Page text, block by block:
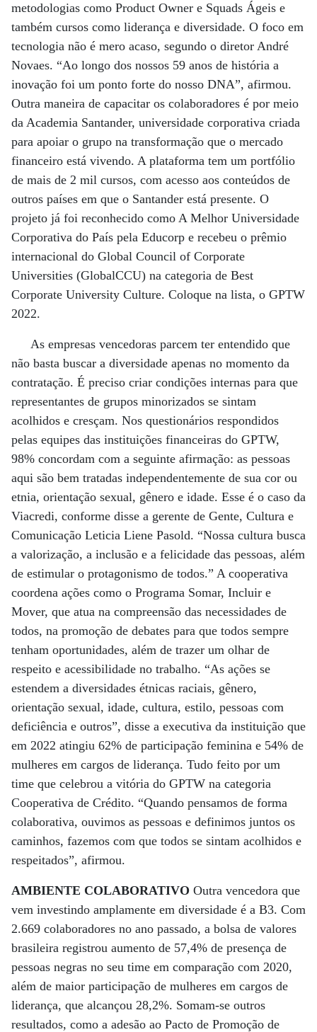
metodologias como Product Owner e Squads Ágeis e
também cursos como liderança e diversidade. O foco em
tecnologia não é mero acaso, segundo o diretor André
Novaes. “Ao longo dos nossos 59 anos de história a
inovação foi um ponto forte do nosso DNA”, afirmou.
Outra maneira de capacitar os colaboradores é por meio
da Academia Santander, universidade corporativa criada
para apoiar o grupo na transformação que o mercado
financeiro está vivendo. A plataforma tem um portfólio
de mais de 2 mil cursos, com acesso aos conteúdos de
outros países em que o Santander está presente. O
projeto já foi reconhecido como A Melhor Universidade
Corporativa do País pela Educorp e recebeu o prêmio
internacional do Global Council of Corporate
Universities (GlobalCCU) na categoria de Best
Corporate University Culture. Coloque na lista, o GPTW
2022.
As empresas vencedoras parcem ter entendido que
não basta buscar a diversidade apenas no momento da
contratação. É preciso criar condições internas para que
representantes de grupos minorizados se sintam
acolhidos e cresçam. Nos questionários respondidos
pelas equipes das instituições financeiras do GPTW,
98% concordam com a seguinte afirmação: as pessoas
aqui são bem tratadas independentemente de sua cor ou
etnia, orientação sexual, gênero e idade. Esse é o caso da
Viacredi, conforme disse a gerente de Gente, Cultura e
Comunicação Leticia Liene Pasold. “Nossa cultura busca
a valorização, a inclusão e a felicidade das pessoas, além
de estimular o protagonismo de todos.” A cooperativa
coordena ações como o Programa Somar, Incluir e
Mover, que atua na compreensão das necessidades de
todos, na promoção de debates para que todos sempre
tenham oportunidades, além de trazer um olhar de
respeito e acessibilidade no trabalho. “As ações se
estendem a diversidades étnicas raciais, gênero,
orientação sexual, idade, cultura, estilo, pessoas com
deficiência e outros”, disse a executiva da instituição que
em 2022 atingiu 62% de participação feminina e 54% de
mulheres em cargos de liderança. Tudo feito por um
time que celebrou a vitória do GPTW na categoria
Cooperativa de Crédito. “Quando pensamos de forma
colaborativa, ouvimos as pessoas e definimos juntos os
caminhos, fazemos com que todos se sintam acolhidos e
respeitados”, afirmou.
AMBIENTE COLABORATIVO Outra vencedora que
vem investindo amplamente em diversidade é a B3. Com
2.669 colaboradores no ano passado, a bolsa de valores
brasileira registrou aumento de 57,4% de presença de
pessoas negras no seu time em comparação com 2020,
além de maior participação de mulheres em cargos de
liderança, que alcançou 28,2%. Somam-se outros
resultados, como a adesão ao Pacto de Promoção de